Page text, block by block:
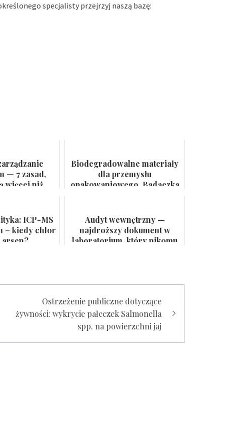
specjalisty przejrzyj naszą bazę:
— 7 zasad,
więcej niż
Biodegradowalne materiały
dla przemysłu
opakowaniowego. Badaczka
ICP-MS
– kiedy chlor
arsen?
Audyt wewnętrzny —
najdroższy dokument w
laboratorium, który nikomu
Ostrzeżenie publiczne dotyczące
żywności: wykrycie pałeczek Salmonella
spp. na powierzchni jaj